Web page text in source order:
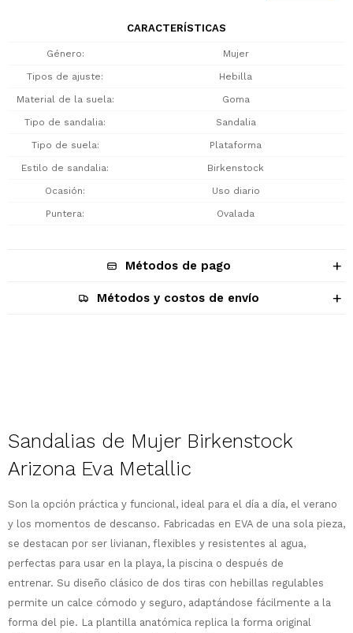
CARACTERÍSTICAS
Género Mujer
Tipos de ajuste Hebilla
Material de la suela Goma
Tipo de sandalia Sandalia
Tipo de suela Plataforma
Estilo de sandalia Birkenstock
Ocasión Uso diario
Puntera Ovalada
Métodos de pago
Métodos y costos de envío
Sandalias de Mujer Birkenstock
Arizona Eva Metallic
Son la opción práctica y funcional, ideal para el día a día, el verano
y los momentos de descanso. Fabricadas en EVA de una sola pieza,
se destacan por ser livianan, flexibles y resistentes al agua,
perfectas para usar en la playa, la piscina o después de
entrenar. Su diseño clásico de dos tiras con hebillas regulables
permite un calce cómodo y seguro, adaptándose fácilmente a la
forma del pie. La plantilla anatómica replica la forma original
¡Sumate a la forma más ágil de
comprar!
Comprá en 3 cuotas sin recargo o hasta
en 12 cuotas * ¡Solo con tu cédula!
* sujeto aprobación crediticia.